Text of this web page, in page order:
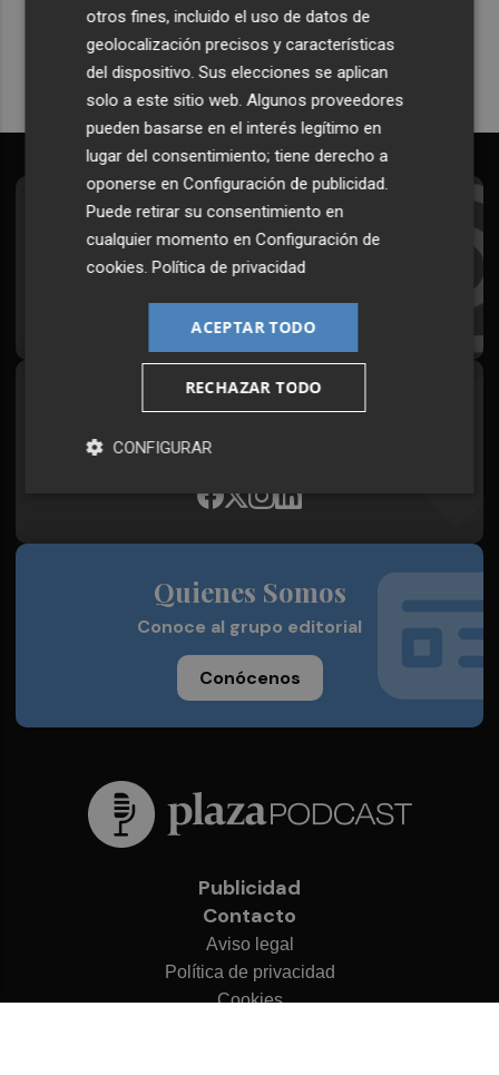
Quiero suscribirme
Suscríbete al Boletín
Todos los días a primera hora en tu email
¡Quiero suscribirme!
Síguenos en redes
Plaza Podcast, desde cualquier medio
Quienes Somos
Conoce al grupo editorial
Conócenos
Publicidad
Contacto
Aviso legal
Política de privacidad
Cookies
otros fines, incluido el uso de datos de
geolocalización precisos y características
del dispositivo. Sus elecciones se aplican
solo a este sitio web. Algunos proveedores
pueden basarse en el interés legítimo en
lugar del consentimiento; tiene derecho a
oponerse enConfiguración de publicidad
Puede retirar su consentimiento en
cualquier momento enConfiguración de
cookies .Política de privacidad
ACEPTAR TODO
RECHAZAR TODO
CONFIGURAR